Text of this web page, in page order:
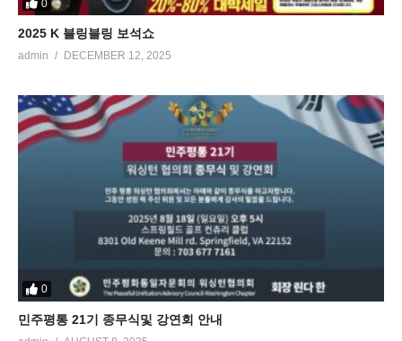
0
2025 K 블링블링 보석쇼
admin DECEMBER 12, 2025
0
민주평통 21기 종무식및 강연회 안내